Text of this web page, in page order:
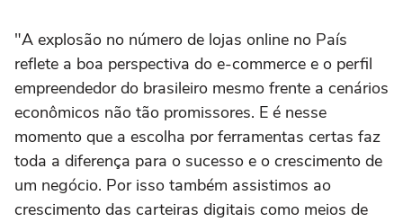
"A explosão no número de lojas online no País
reflete a boa perspectiva do e-commerce e o perfil
empreendedor do brasileiro mesmo frente a cenários
econômicos não tão promissores. E é nesse
momento que a escolha por ferramentas certas faz
toda a diferença para o sucesso e o crescimento de
um negócio. Por isso também assistimos ao
crescimento das carteiras digitais como meios de